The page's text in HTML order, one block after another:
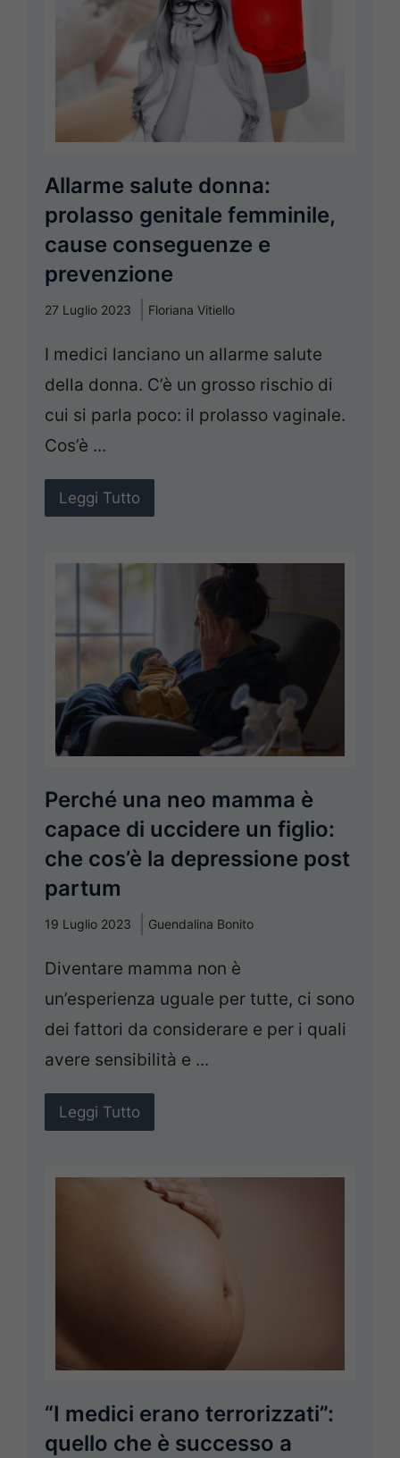
Allarme salute donna:
prolasso genitale femminile,
cause conseguenze e
prevenzione
27 Luglio 2023 Floriana Vitiello
I medici lanciano un allarme salute
della donna. C’è un grosso rischio di
cui si parla poco: il prolasso vaginale.
Cos’è ...
Leggi Tutto
Perché una neo mamma è
capace di uccidere un figlio:
che cos’è la depressione post
partum
19 Luglio 2023 Guendalina Bonito
Diventare mamma non è
un’esperienza uguale per tutte, ci sono
dei fattori da considerare e per i quali
avere sensibilità e ...
Leggi Tutto
“I medici erano terrorizzati”:
quello che è successo a